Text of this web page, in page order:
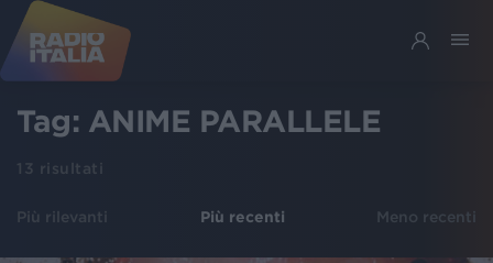
Tag: ANIME PARALLELE
13 risultati
Più rilevanti Più recenti Meno recenti